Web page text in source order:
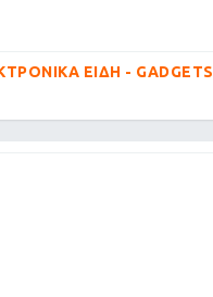
ΕΙΔΗ - GADGETS